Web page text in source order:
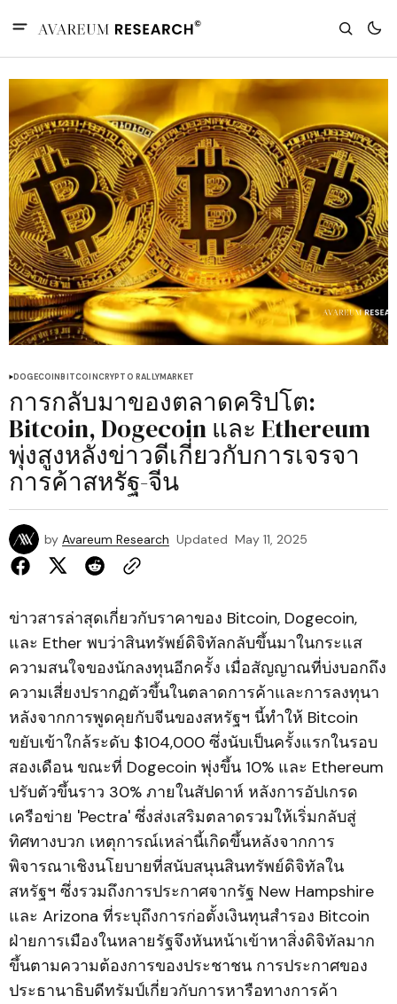
DOGECOINBITCOINCRYPTO RALLYMARKET
การกลับมาของตลาดคริปโต:
Bitcoin, Dogecoin และ Ethereum
พุ่งสูงหลังข่าวดีเกี่ยวกับการเจรจา
การค้าสหรัฐ-จีน
by Avareum Research Updated May 11, 2025
ข่าวสารล่าสุดเกี่ยวกับราคาของ Bitcoin, Dogecoin,
และ Ether พบว่าสินทรัพย์ดิจิทัลกลับขึ้นมาในกระแส
ความสนใจของนักลงทุนอีกครั้ง เมื่อสัญญาณที่บ่งบอกถึง
ความเสี่ยงปรากฏตัวขึ้นในตลาดการค้าและการลงทุนา
หลังจากการพูดคุยกับจีนของสหรัฐฯ นี้ทำให้ Bitcoin
ขยับเข้าใกล้ระดับ $104,000 ซึ่งนับเป็นครั้งแรกในรอบ
สองเดือน ขณะที่ Dogecoin พุ่งขึ้น 10% และ Ethereum
ปรับตัวขึ้นราว 30% ภายในสัปดาห์ หลังการอัปเกรด
เครือข่าย 'Pectra' ซึ่งส่งเสริมตลาดรวมให้เริ่มกลับสู่
ทิศทางบวก เหตุการณ์เหล่านี้เกิดขึ้นหลังจากการ
พิจารณาเชิงนโยบายที่สนับสนุนสินทรัพย์ดิจิทัลใน
สหรัฐฯ ซึ่งรวมถึงการประกาศจากรัฐ New Hampshire
และ Arizona ที่ระบุถึงการก่อตั้งเงินทุนสำรอง Bitcoin
ฝ่ายการเมืองในหลายรัฐจึงหันหน้าเข้าหาสิ่งดิจิทัลมาก
ขึ้นตามความต้องการของประชาชน การประกาศของ
ประธานาธิบดีทรัมป์เกี่ยวกับการหารือทางการค้า